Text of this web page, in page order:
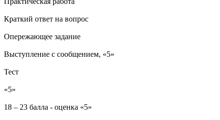
Краткий ответ на вопрос
Опережающее задание
Выступление с сообщением, «5»
Тест
«5»
18 – 23 балла - оценка «5»